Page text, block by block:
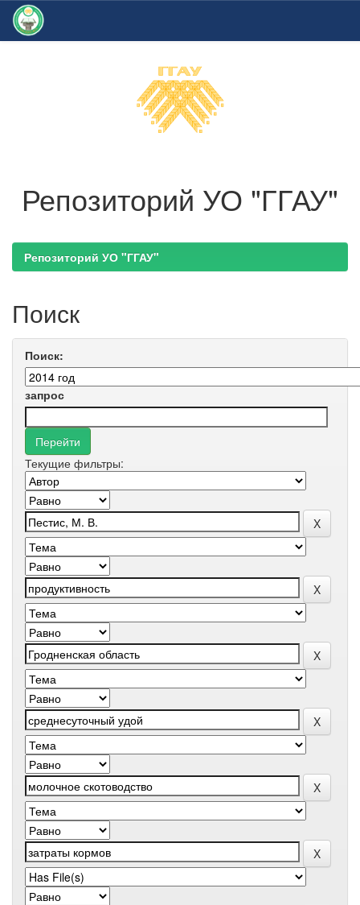
Репозиторий УО "ГГАУ"
Репозиторий УО "ГГАУ"
Поиск
Поиск:
запрос
Текущие фильтры: